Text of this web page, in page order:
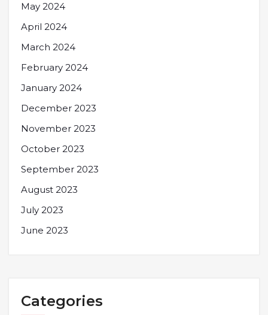
May 2024
April 2024
March 2024
February 2024
January 2024
December 2023
November 2023
October 2023
September 2023
August 2023
July 2023
June 2023
Categories